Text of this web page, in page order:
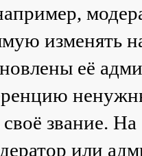
изменять
её
звание.
или